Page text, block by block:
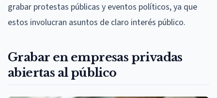
grabar protestas públicas y eventos políticos, ya que
estos involucran asuntos de claro interés público.
Grabar en empresas privadas
abiertas al público